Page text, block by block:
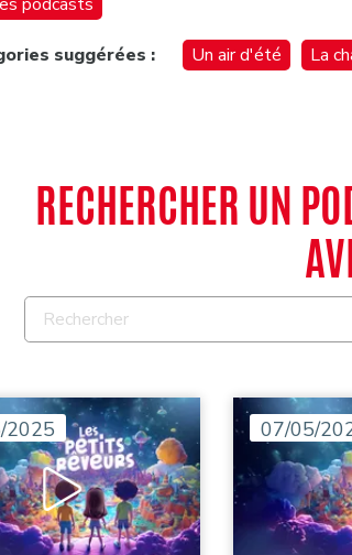
suggérées : Un air d'été La
RECHERCHER UN
2025 07/05/